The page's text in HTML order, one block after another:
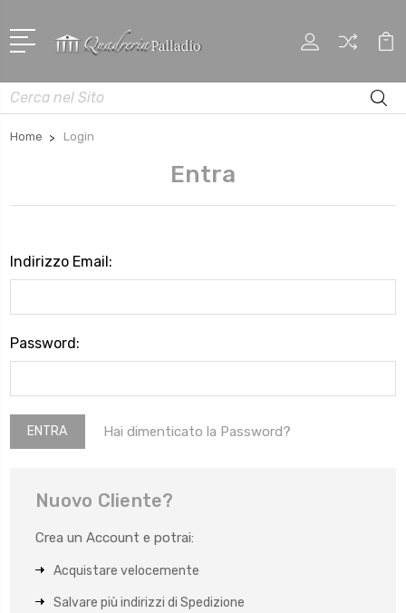
Cerca
Home Login
Entra
Indirizzo Email:
Password:
Hai dimenticato la Password?
Nuovo Cliente?
Crea un Account e potrai:
Acquistare velocemente
Salvare più indirizzi di Spedizione